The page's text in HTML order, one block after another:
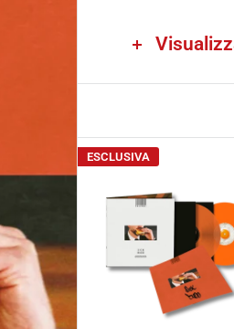
Madvillain.
ESCLUSIVA